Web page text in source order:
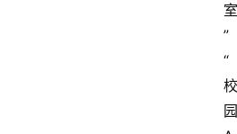
室
”
“
校
园